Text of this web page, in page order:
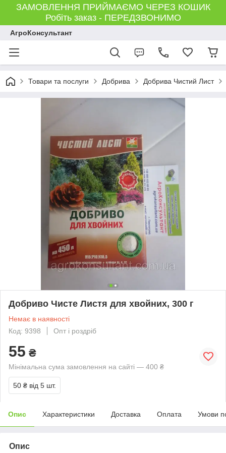
ЗАМОВЛЕННЯ ПРИЙМАЄМО ЧЕРЕЗ КОШИК
Робіть заказ - ПЕРЕДЗВОНИМО
АгроКонсультант
Товари та послуги Добрива Добрива Чистий Лист
Добриво Чисте Листя для хвойних, 300 г
Немає в наявності
Код: 9398
Опт і роздріб
55 ₴
Мінімальна сума замовлення на сайті — 400 ₴
50 ₴ від 5 шт.
Опис Характеристики Доставка Оплата Умови
Опис